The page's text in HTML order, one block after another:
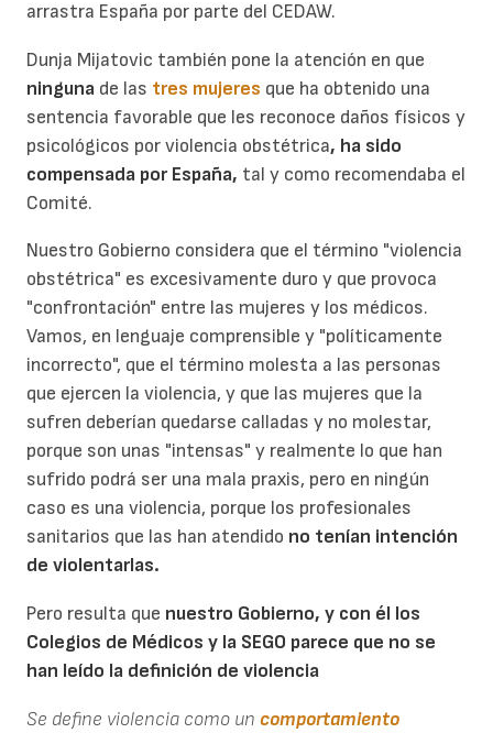
arrastra España por parte del CEDAW.
Dunja Mijatovic también pone la atención en que
ninguna de las tres mujeres que ha obtenido una
sentencia favorable que les reconoce daños físicos y
psicológicos por violencia obstétrica, ha sido
compensada por España, tal y como recomendaba el
Comité.
Nuestro Gobierno considera que el término "violencia
obstétrica" es excesivamente duro y que provoca
"confrontación" entre las mujeres y los médicos.
Vamos, en lenguaje comprensible y "políticamente
incorrecto", que el término molesta a las personas
que ejercen la violencia, y que las mujeres que la
sufren deberían quedarse calladas y no molestar,
porque son unas "intensas" y realmente lo que han
sufrido podrá ser una mala praxis, pero en ningún
caso es una violencia, porque los profesionales
sanitarios que las han atendido no tenían intención
de violentarlas.
Pero resulta que nuestro Gobierno, y con él los
Colegios de Médicos y la SEGO parece que no se
han leído la definición de violencia
Se define violencia como un comportamiento